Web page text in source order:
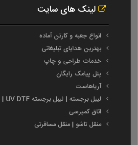
لینک های سایت
انواع جعبه و کارتن آماده
بهترین هدایای تبلیغاتی
خدمات طراحی و چاپ
پنل پیامک رایگان
آریاهاست
لیبل برجسته | لیبل برجسته UV DTF | لیبل UV DTF
اتاق کمپرسی
منقل تاشو | منقل مسافرتی